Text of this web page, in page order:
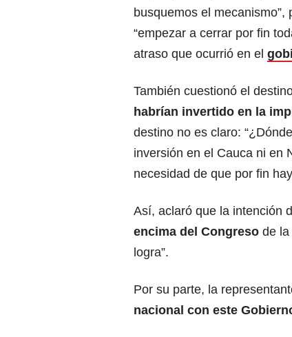
busquemos el mecanismo”,
“empezar a cerrar por fin
atraso que ocurrió en el
También cuestionó el
habrían invertido en la
destino no es claro:
inversión en el Cauca ni en
necesidad de que por fin
Así, aclaró que la intención
encima del Congreso de la
logra”.
Por su parte, la
nacional con este